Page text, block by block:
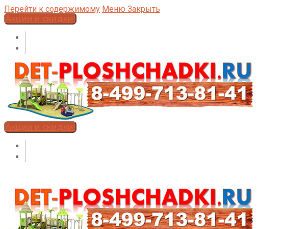
Перейти к содержимому Меню Закрыть
Акции и скидки!
Акции и скидки!